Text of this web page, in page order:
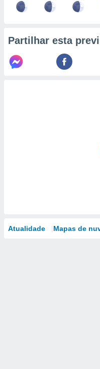
Partilhar esta
Atualidade Mapas de